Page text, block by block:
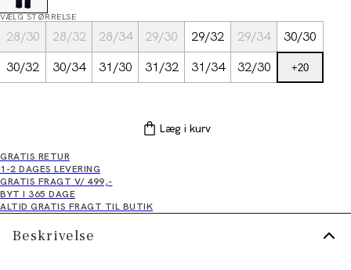
VÆLG STØRRELSE
28/30 28/32 28/34 29/30 29/32 29/34
30/30
30/32
30/34 31/30 31/32 31/34 32/30 +20
Læg i kurv
GRATIS RETUR
1-2 DAGES LEVERING
GRATIS FRAGT V/ 499,-
BYT I 365 DAGE
ALTID GRATIS FRAGT TIL BUTIK
Beskrivelse